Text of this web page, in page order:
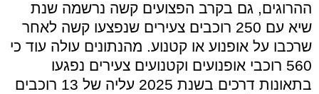
ההרוגים, גם בקרב הפצועים קשה נרשמה שנת
שיא עם 250 רוכבים צעירים שנפצעו קשה לאחר
שרכבו על אופנוע או קטנוע. מהנתונים עולה עוד כי
560 רוכבי אופנועים וקטנועים צעירים נפגעו
בתאונות דרכים בשנת 2025 עליה של 13 רוכבים